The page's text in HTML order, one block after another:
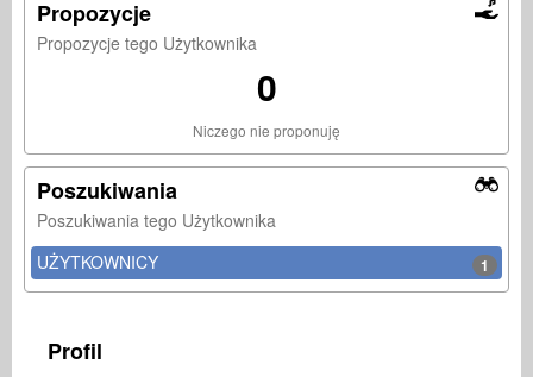
Propozycje
Propozycje tego Użytkownika
0
Niczego nie proponuję
Poszukiwania
Poszukiwania tego Użytkownika
UŻYTKOWNICY
1
Profil